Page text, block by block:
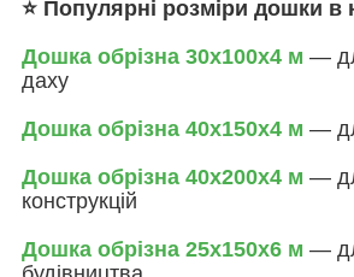
⭐ Популярні розміри дошки в
Дошка обрізна 30х100х4 м —
даху
Дошка обрізна 40х150х4 м —
Дошка обрізна 40х200х4 м —
конструкцій
Дошка обрізна 25х150х6 м —